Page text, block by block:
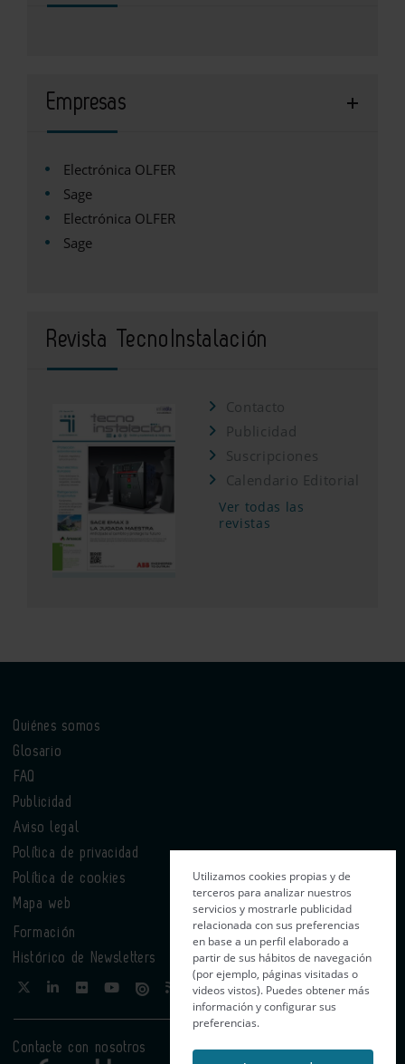
Empresas
Electrónica OLFER
Sage
Electrónica OLFER
Sage
Revista TecnoInstalación
Contacto
Publicidad
Suscripciones
Calendario Editorial
Ver todas las
revistas
Quiénes somos
Glosario
FAQ
Publicidad
Aviso legal
Política de privacidad
Política de cookies
Mapa web
Formación
Histórico de Newsletters
Contacte con nosotros
Utilizamos cookies propias y de
terceros para analizar nuestros
servicios y mostrarle publicidad
relacionada con sus preferencias
en base a un perfil elaborado a
partir de sus hábitos de navegación
(por ejemplo, páginas visitadas o
videos vistos). Puedes obtener más
información y configurar sus
preferencias.